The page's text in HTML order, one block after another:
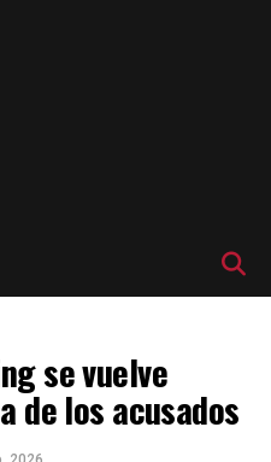
se vuelve
de los acusados